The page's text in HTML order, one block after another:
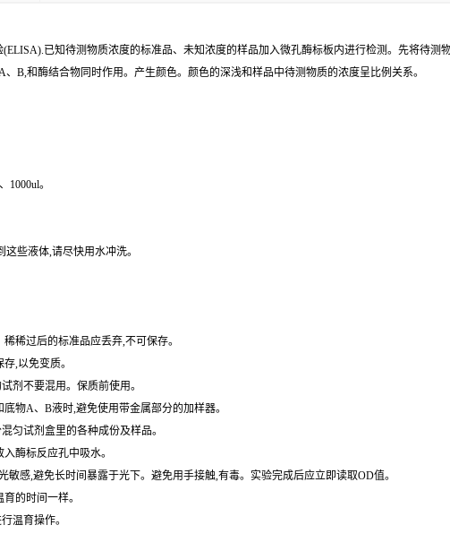
已知待测物质浓度的标准品、未知浓度的样品加入微孔酶标板内进行检测。先将待
B,和酶结合物同时作用。产生颜色。颜色的深浅和样品中待测物质的浓度呈比例关系。
1000ul。
些液体,请尽快用水冲洗。
稀过后的标准品应丢弃,不可保存。
,以免变质。
剂不要混用。保质前使用。
物A、B液时,避免使用带金属部分的加样器。
匀试剂盒里的各种成份及样品。
酶标反应孔中吸水。
感,避免长时间暴露于光下。避免用手接触,有毒。实验完成后应立即读取OD值。
的时间一样。
温育操作。